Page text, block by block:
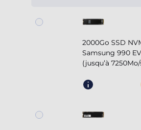
2000Go SSD
Samsung 990
(jusqu’à 7250Mo/